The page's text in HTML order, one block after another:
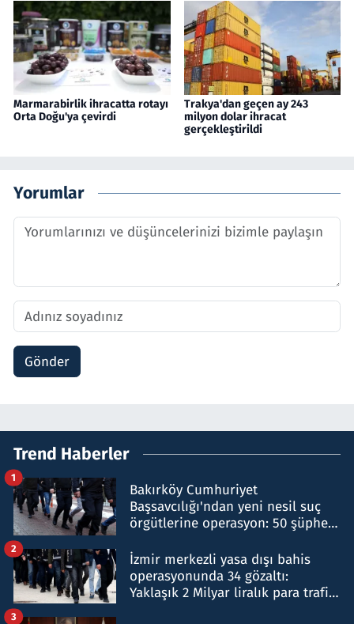
Marmarabirlik ihracatta rotayı
Orta Doğu'ya çevirdi
Trakya'dan geçen ay 243
milyon dolar ihracat
gerçekleştirildi
Yorumlar
Gönder
Trend Haberler
Bakırköy Cumhuriyet
Başsavcılığı'ndan yeni nesil suç
örgütlerine operasyon: 50 şüpheli
1
İzmir merkezli yasa dışı bahis
operasyonunda 34 gözaltı:
Yaklaşık 2 Milyar liralık para trafiği
2
3